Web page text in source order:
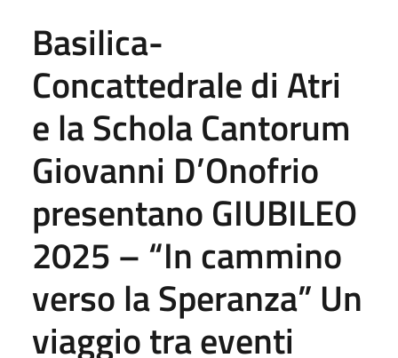
Basilica-
Concattedrale di Atri
e la Schola Cantorum
Giovanni D’Onofrio
presentano GIUBILEO
2025 – “In cammino
verso la Speranza” Un
viaggio tra eventi